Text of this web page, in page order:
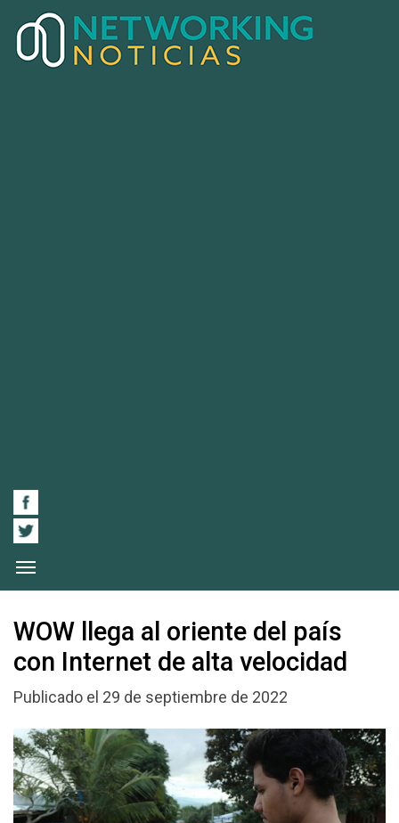
WOW llega al oriente del país
con Internet de alta velocidad
Publicado el 29 de septiembre de 2022